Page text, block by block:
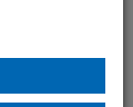
- L
Dich warm